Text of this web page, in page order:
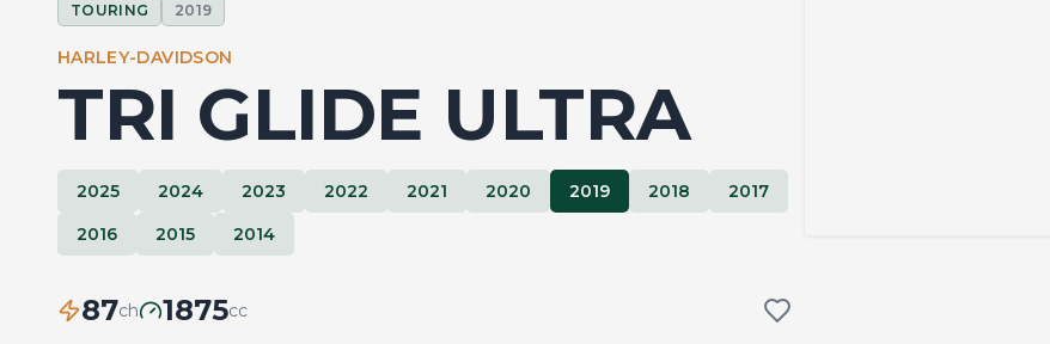
TOURING 2019
HARLEY-DAVIDSON
TRI GLIDE ULTRA
2025 2024 2023 2022 2021 2020 2019 2018
2017
2016
2015 2014
87ch 1875cc